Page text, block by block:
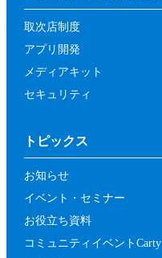
取次店制度
アプリ開発
メディアキット
セキュリティ
トピックス
お知らせ
イベント・セミナー
お役立ち資料
コミュニティイベントCarty